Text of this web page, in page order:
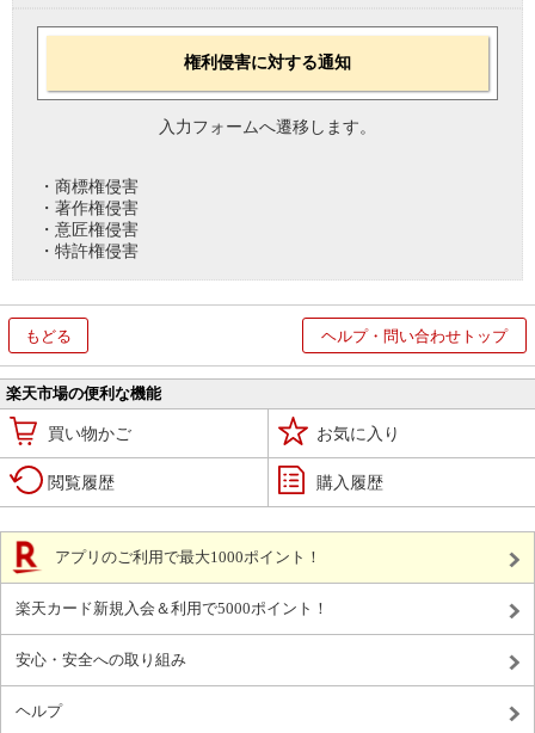
権利侵害に対する通知
入力フォームへ遷移します。
・商標権侵害
・著作権侵害
・意匠権侵害
・特許権侵害
もどる ヘルプ・問い合わせトップ
楽天市場の便利な機能
買い物かご お気に入り
閲覧履歴 購入履歴
アプリのご利用で最大1000ポイント！
楽天カード新規入会＆利用で5000ポイント！
安心・安全への取り組み
ヘルプ